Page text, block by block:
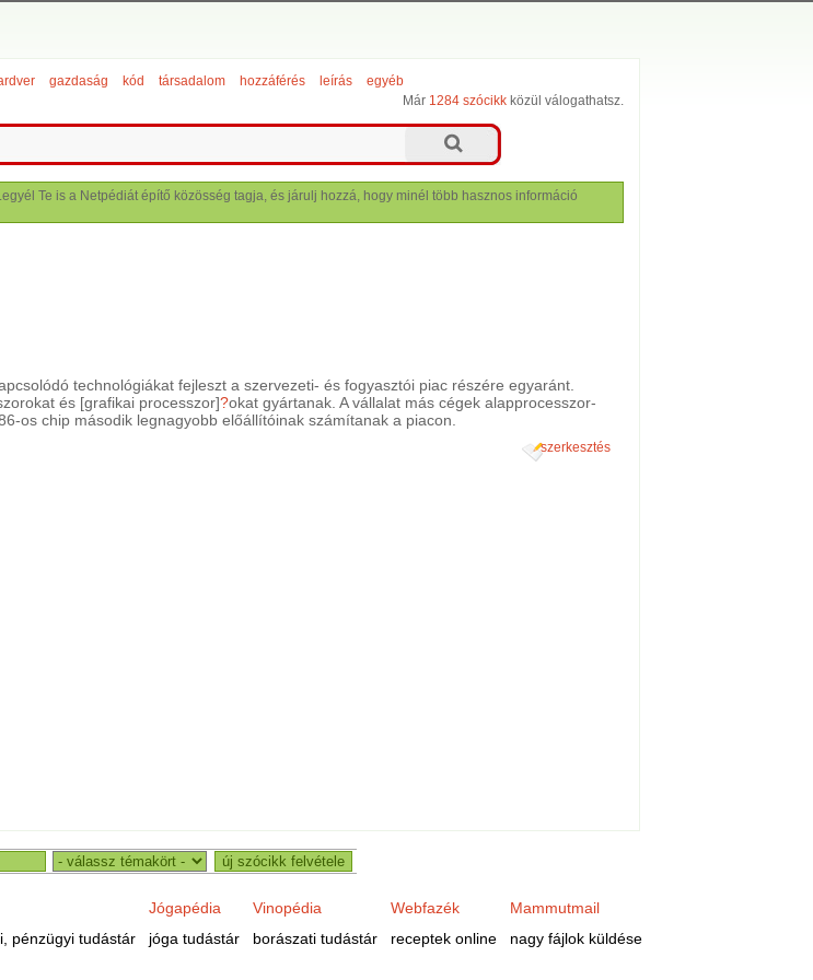
gazdaság kód társadalom hozzáférés leírás
egyéb
Már 1284 szócikkközül válogathatsz.
Te is a Netpédiát építő közösség tagja, és járulj hozzá, hogy minél több hasznos információ
technológiákat fejleszt a szervezeti- és fogyasztói piac részére egyaránt.
és [grafikai processzor]?okat gyártanak. A vállalat más cégek alapprocesszor-
os chip második legnagyobb előállítóinak számítanak a piacon.
szerkesztés
Jógapédia Vinopédia Webfazék
Mammutmail
pénzügyi tudástár jóga tudástár borászati tudástár receptek online nagy fájlok küldése